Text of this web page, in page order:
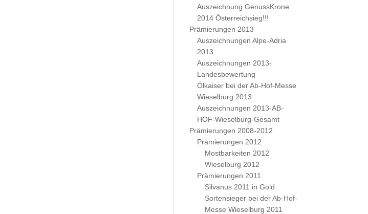
Auszeichnung GenussKrone
2014 Österreichsieg!!!
Prämierungen 2013
Auszeichnungen Alpe-Adria
2013
Auszeichnungen 2013-
Landesbewertung
Ölkaiser bei der Ab-Hof-Messe
Wieselburg 2013
Auszeichnungen 2013-AB-
HOF-Wieselburg-Gesamt
Prämierungen 2008-2012
Prämierungen 2012
Mostbarkeiten 2012
Wieselburg 2012
Prämierungen 2011
Silvanus 2011 in Gold
Sortensieger bei der Ab-Hof-
Messe Wieselburg 2011